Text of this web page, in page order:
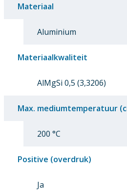
Materiaal
Aluminium
Materiaalkwaliteit
AlMgSi 0,5 (3,3206)
Max. mediumtemperatuur
200 °C
Positive (overdruk)
Ja